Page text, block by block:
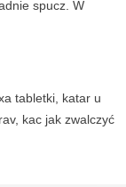
spucz. W
tabletki, katar u
kac jak zwalczyć